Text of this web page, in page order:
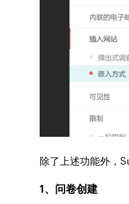
除了上述功能外，
1、问卷创建